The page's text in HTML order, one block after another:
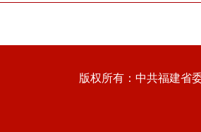
版权所有：中共福建省